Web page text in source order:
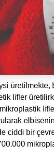
lifler
lifler
ciddi bir